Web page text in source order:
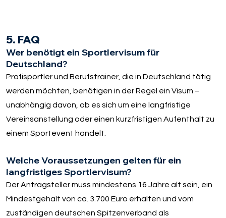
5. FAQ
Wer benötigt ein Sportlervisum für
Deutschland?
Profisportler und Berufstrainer, die in Deutschland tätig
werden möchten, benötigen in der Regel ein Visum –
unabhängig davon, ob es sich um eine langfristige
Vereinsanstellung oder einen kurzfristigen Aufenthalt zu
einem Sportevent handelt.
Welche Voraussetzungen gelten für ein
langfristiges Sportlervisum?
Der Antragsteller muss mindestens 16 Jahre alt sein, ein
Mindestgehalt von ca. 3.700 Euro erhalten und vom
zuständigen deutschen Spitzenverband als